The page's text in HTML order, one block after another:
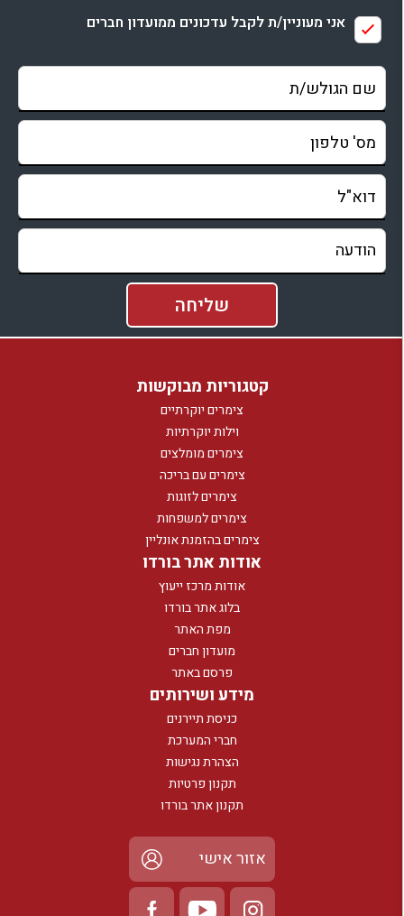
אני מעוניין/ת לקבל עדכונים ממועדון חברים
קטגוריות מבוקשות
צימרים יוקרתיים
וילות יוקרתיות
צימרים מומלצים
צימרים עם בריכה
צימרים לזוגות
צימרים למשפחות
צימרים בהזמנת אונליין
אודות אתר בורדו
אודות מרכז ייעוץ
בלוג אתר בורדו
מפת האתר
מועדון חברים
פרסם באתר
מידע ושירותים
כניסת תיירנים
חברי המערכת
הצהרת נגישות
תקנון פרטיות
תקנון אתר בורדו
אזור אישי